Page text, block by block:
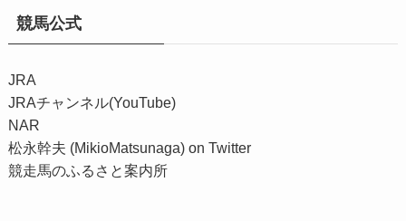
競馬公式
JRA
JRAチャンネル(YouTube)
NAR
松永幹夫 (MikioMatsunaga) on Twitter
競走馬のふるさと案内所